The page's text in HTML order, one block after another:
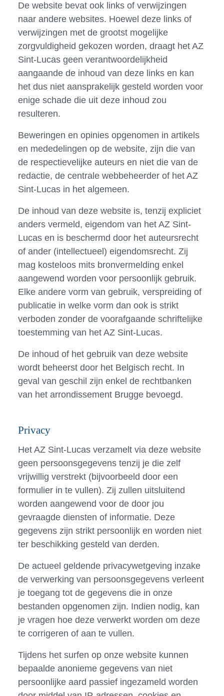
De website bevat ook links of verwijzingen
naar andere websites. Hoewel deze links of
verwijzingen met de grootst mogelijke
zorgvuldigheid gekozen worden, draagt het AZ
Sint-Lucas geen verantwoordelijkheid
aangaande de inhoud van deze links en kan
het dus niet aansprakelijk gesteld worden voor
enige schade die uit deze inhoud zou
resulteren.
Beweringen en opinies opgenomen in artikels
en mededelingen op de website, zijn die van
de respectievelijke auteurs en niet die van de
redactie, de centrale webbeheerder of het AZ
Sint-Lucas in het algemeen.
De inhoud van deze website is, tenzij expliciet
anders vermeld, eigendom van het AZ Sint-
Lucas en is beschermd door het auteursrecht
of ander (intellectueel) eigendomsrecht. Zij
mag kosteloos mits bronvermelding enkel
aangewend worden voor persoonlijk gebruik.
Elke andere vorm van gebruik, verspreiding of
publicatie in welke vorm dan ook is strikt
verboden zonder de voorafgaande schriftelijke
toestemming van het AZ Sint-Lucas.
De inhoud of het gebruik van deze website
wordt beheerst door het Belgisch recht. In
geval van geschil zijn enkel de rechtbanken
van het arrondissement Brugge bevoegd.
Privacy
Het AZ Sint-Lucas verzamelt via deze website
geen persoonsgegevens tenzij je die zelf
vrijwillig verstrekt (bijvoorbeeld door een
formulier in te vullen). Zij zullen uitsluitend
worden aangewend voor de door jou
gevraagde diensten of informatie. Deze
gegevens zijn strikt persoonlijk en worden niet
ter beschikking gesteld van derden.
De actueel geldende privacywetgeving inzake
de verwerking van persoonsgegevens verleent
je toegang tot de gegevens die in onze
bestanden opgenomen zijn. Indien nodig, kan
je vragen hoe deze verwerkt worden om deze
te corrigeren of aan te vullen.
Tijdens het surfen op onze website kunnen
bepaalde anonieme gegevens van niet
persoonlijke aard passief ingezameld worden